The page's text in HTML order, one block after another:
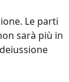
Le parti
sarà più in